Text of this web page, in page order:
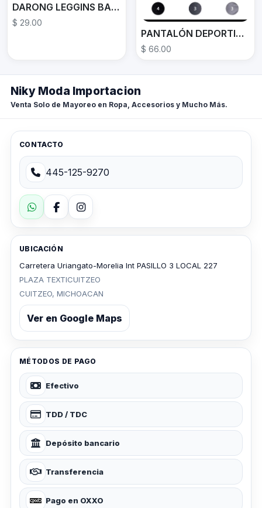
DARONG LEGGINS BASICO
$ 29.00
PANTALÓN DEPORTIVO HPT2409
$ 66.00
Niky Moda Importacion
Venta Solo de Mayoreo en Ropa, Accesorios y Mucho Más.
CONTACTO
445-125-9270
UBICACIÓN
Carretera Uriangato-Morelia Int PASILLO 3 LOCAL 227
PLAZA TEXTICUITZEO
CUITZEO, MICHOACAN
Ver en Google Maps
MÉTODOS DE PAGO
Efectivo
TDD / TDC
Depósito bancario
Transferencia
Pago en OXXO